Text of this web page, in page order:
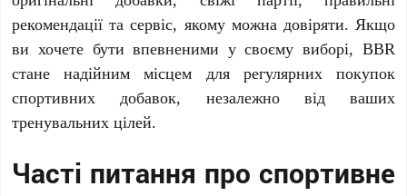
рекомендації та сервіс, якому можна довіряти. Якщо
ви хочете бути впевненими у своєму виборі, BBR
стане надійним місцем для регулярних покупок
спортивних добавок, незалежно від ваших
тренувальних цілей.
Часті питання про спортивне